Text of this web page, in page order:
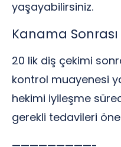
yaşayabilirsiniz.
Kanama
20 lik diş çekimi
kontrol muayenesi
hekimi iyileşme
gerekli tedavileri